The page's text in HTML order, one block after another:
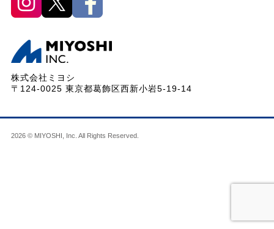
株式会社ミヨシ
〒124-0025 東京都葛飾区西新小岩5-19-14
2026 © MIYOSHI, Inc. All Rights Reserved.